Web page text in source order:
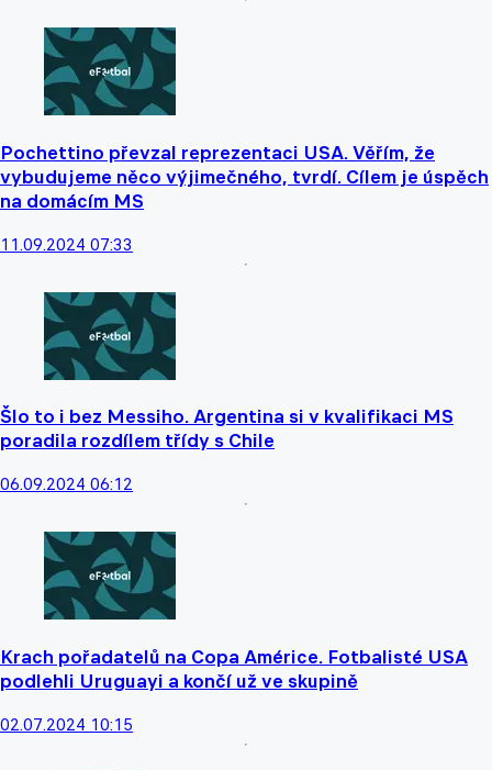
Pochettino převzal reprezentaci USA. Věřím, že
vybudujeme něco výjimečného, tvrdí. Cílem je úspěch
na domácím MS
11.09.2024 07:33
Šlo to i bez Messiho. Argentina si v kvalifikaci MS
poradila rozdílem třídy s Chile
06.09.2024 06:12
Krach pořadatelů na Copa Américe. Fotbalisté USA
podlehli Uruguayi a končí už ve skupině
02.07.2024 10:15